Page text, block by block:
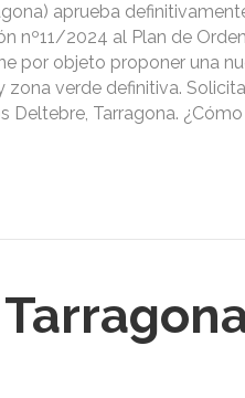
aprueba
nº11/2024 al Plan de
por objeto proponer una
zona verde definitiva.
Deltebre, Tarragona.